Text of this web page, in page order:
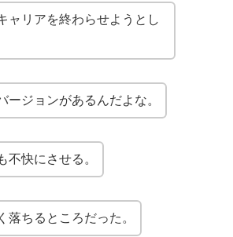
ャリアを終わらせようとし
ージョンがあるんだよな。
不快にさせる。
落ちるところだった。